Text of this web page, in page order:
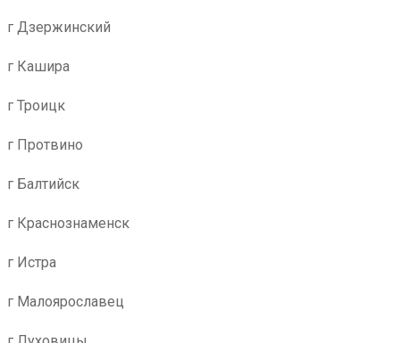
г Дзержинский
г Кашира
г Троицк
г Протвино
г Балтийск
г Краснознаменск
г Истра
г Малоярославец